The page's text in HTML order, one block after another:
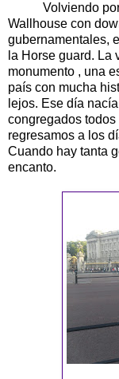
Volviendo por
Wallhouse con
gubernamentales,
la Horse guard. La
monumento , una
país con mucha
lejos. Ese día
congregados
regresamos a los
Cuando hay tanta
encanto.